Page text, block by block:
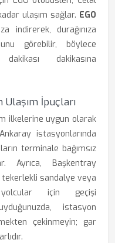
ulaşım sağlar. EGO
indirerek, durağınıza
görebilir, böylece
dakikasına
İpuçları
ilkelerine uygun olarak
istasyonlarında
terminale bağımsız
Ayrıca, Başkentray
tekerlekli sandalye veya
için geçişi
istasyon
çekinmeyin; gar